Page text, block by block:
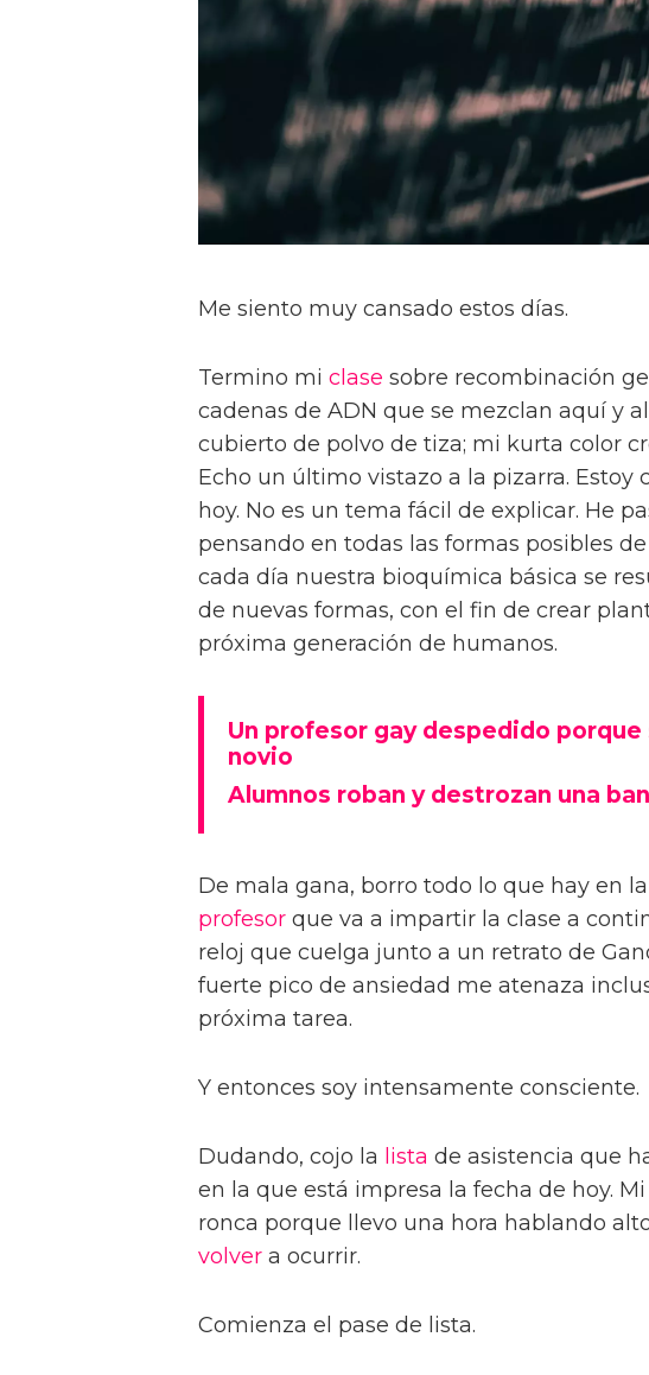
Me siento muy cansado estos días.
Termino mi clase sobre recombinación
cadenas de ADN que se mezclan aquí y
cubierto de polvo de tiza; mi kurta color
Echo un último vistazo a la pizarra.
hoy. No es un tema fácil de explicar. He
pensando en todas las formas posibles
cada día nuestra bioquímica básica se
de nuevas formas, con el fin de crear
próxima generación de humanos.
Un profesor gay despedido porque
novio
Alumnos roban y destrozan una
De mala gana, borro todo lo que hay en
profesor que va a impartir la clase a
reloj que cuelga junto a un retrato de
fuerte pico de ansiedad me atenaza
próxima tarea.
Y entonces soy intensamente consciente.
Dudando, cojo la lista de asistencia que
en la que está impresa la fecha de hoy.
ronca porque llevo una hora hablando
volver a ocurrir.
Comienza el pase de lista.